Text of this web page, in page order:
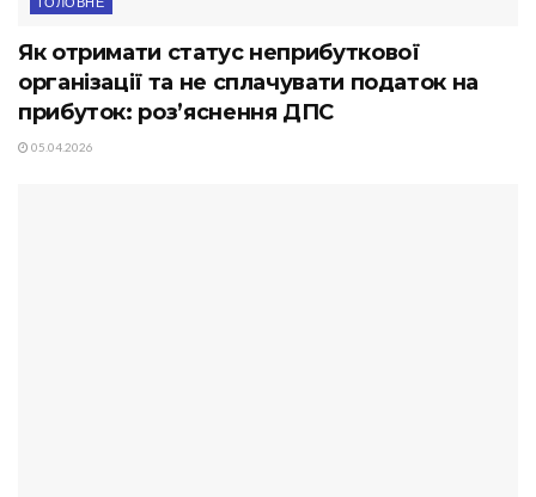
Як отримати статус неприбуткової
організації та не сплачувати податок на
прибуток: роз’яснення ДПС
05.04.2026